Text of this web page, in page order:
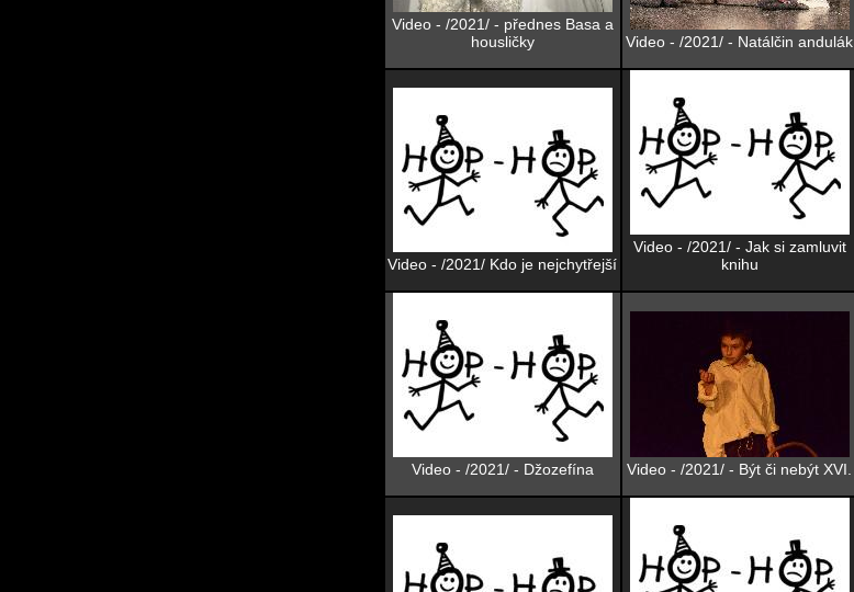
Video - /2021/ - přednes Basa a
housličky
Video - /2021/ - Natálčin andulák
Video - /2021/ Kdo je nejchytřejší
Video - /2021/ - Jak si zamluvit
knihu
Video - /2021/ - Džozefína Video - /2021/ - Být či nebýt XVI.